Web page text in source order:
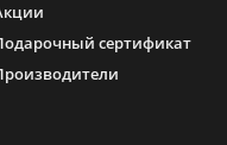
сертификат